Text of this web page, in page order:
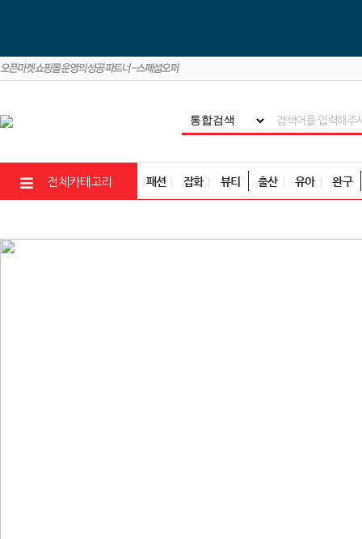
전체카테고리 패션 잡화 뷰티 출산 유아 완구